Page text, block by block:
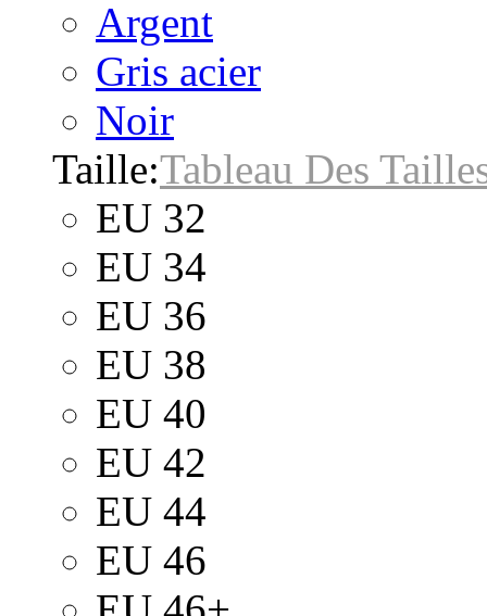
Argent
Gris acier
Noir
Taille:Tableau Des
EU 32
EU 34
EU 36
EU 38
EU 40
EU 42
EU 44
EU 46